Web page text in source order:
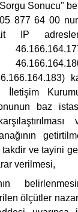
Sonucu"
877 64 00
IP
İletişim
baz
ve tayini
verilmesi,
ölçütler